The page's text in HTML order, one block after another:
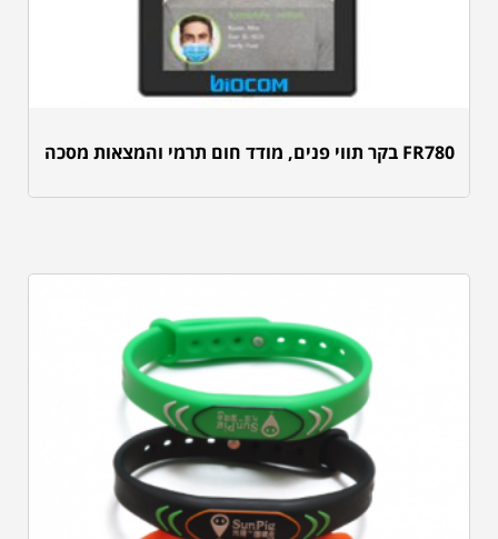
FR780 בקר תווי פנים, מודד חום תרמי והמצאות מסכה